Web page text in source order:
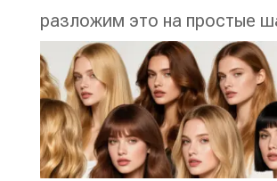
разложим это на простые